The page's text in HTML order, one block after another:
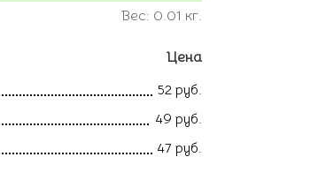
Вес: 0.01 кг.
Цена
52 руб.
49 руб.
47 руб.